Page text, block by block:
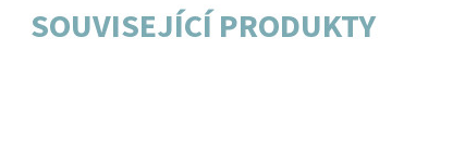
SOUVISEJÍCÍ PRODUKTY